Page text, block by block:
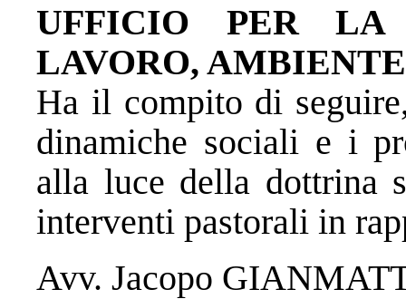
UFFICIO PER LA
LAVORO,
Ha il compito di
dinamiche sociali e i
alla luce della dottrina
interventi pastorali in
Avv. Jacopo